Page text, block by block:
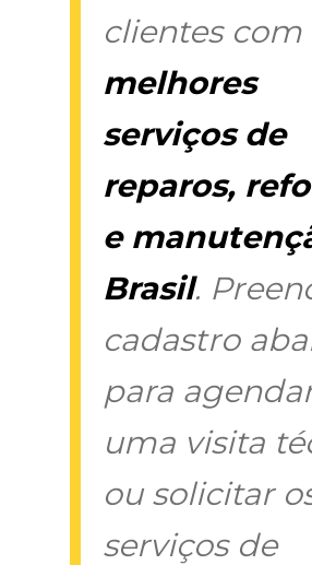
clientes com
melhores
serviços de
reparos,
e
Brasil.
cadastro
para
uma visita
ou solicitar
serviços de